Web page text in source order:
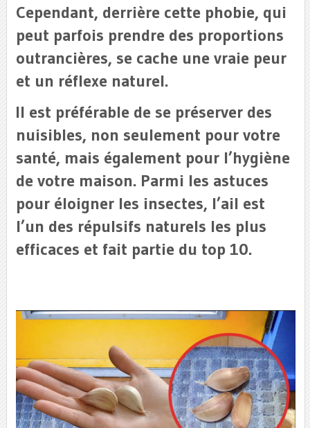
Cependant, derrière cette phobie, qui
peut parfois prendre des proportions
outrancières, se cache une vraie peur
et un réflexe naturel.
Il est préférable de se préserver des
nuisibles, non seulement pour votre
santé, mais également pour l’hygiène
de votre maison. Parmi les astuces
pour éloigner les insectes, l’ail est
l’un des répulsifs naturels les plus
efficaces et fait partie du top 10.